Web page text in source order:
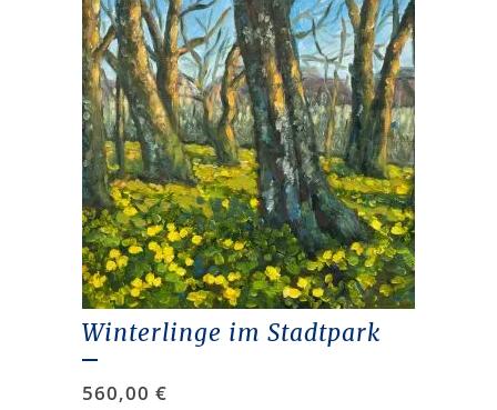
Winterlinge im Stadtpark
560,00 €